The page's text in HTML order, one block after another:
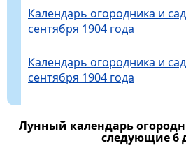
Календарь огородника и
сентября 1904 года
Календарь огородника и
сентября 1904 года
Лунный календарь
следующие 6